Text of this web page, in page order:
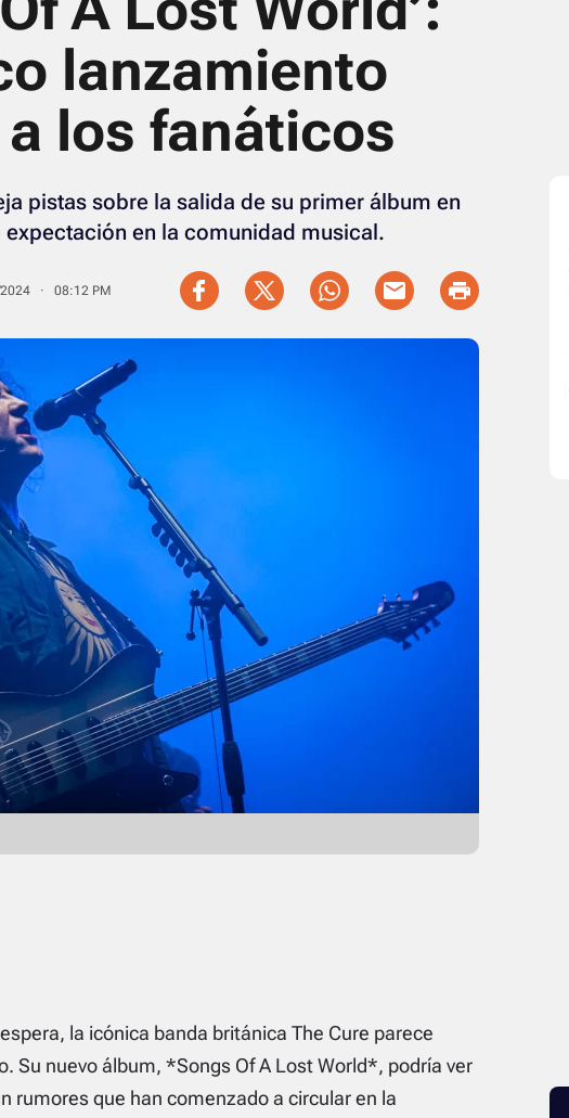
lanzamiento
los fanáticos
pistas sobre la salida de su primer álbum en
en la comunidad musical.
2024 · 08:12 PM
la icónica banda británica The Cure parece
Su nuevo álbum, *Songs Of A Lost World*, podría ver
rumores que han comenzado a circular en la